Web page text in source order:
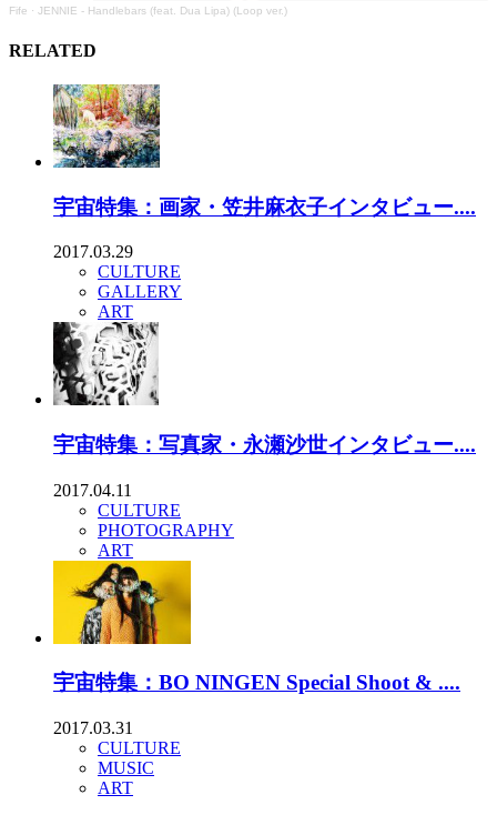
Fife · JENNIE - Handlebars (feat. Dua Lipa) (Loop ver.)
RELATED
宇宙特集：画家・笠井麻衣子インタビュー....
2017.03.29
CULTURE
GALLERY
ART
宇宙特集：写真家・永瀬沙世インタビュー....
2017.04.11
CULTURE
PHOTOGRAPHY
ART
宇宙特集：BO NINGEN Special Shoot & ....
2017.03.31
CULTURE
MUSIC
ART